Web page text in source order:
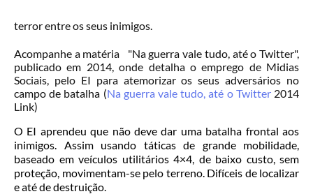
terror entre os seus inimigos.
Acompanhe a matéria "Na guerra vale tudo, até o Twitter",
publicado em 2014, onde detalha o emprego de Midias
Sociais, pelo EI para atemorizar os seus adversários no
campo de batalha (Na guerra vale tudo, até o Twitter2014
Link)
O EI aprendeu que não deve dar uma batalha frontal aos
inimigos. Assim usando táticas de grande mobilidade,
baseado em veículos utilitários 4×4, de baixo custo, sem
proteção, movimentam-se pelo terreno. Difíceis de localizar
e até de destruição.